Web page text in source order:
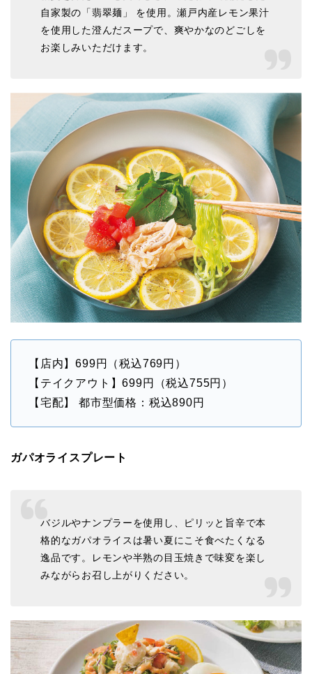
自家製の「翡翠麺」 を使用。瀬戸内産レモン果汁
を使用した澄んだスープで、爽やかなのどごしを
お楽しみいただけます。
【店内】699円（税込769円）
【テイクアウト】699円（税込755円）
【宅配】 都市型価格：税込890円
ガパオライスプレート
バジルやナンプラーを使用し、ピリッと旨辛で本
格的なガパオライスは暑い夏にこそ食べたくなる
逸品です。レモンや半熟の目玉焼きで味変を楽し
みながらお召し上がりください。